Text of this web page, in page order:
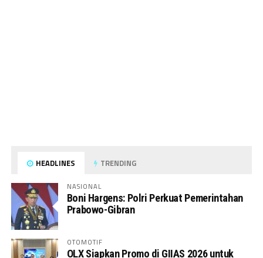
HEADLINES TRENDING
NASIONAL
Boni Hargens: Polri Perkuat Pemerintahan
Prabowo-Gibran
OTOMOTIF
OLX Siapkan Promo di GIIAS 2026 untuk